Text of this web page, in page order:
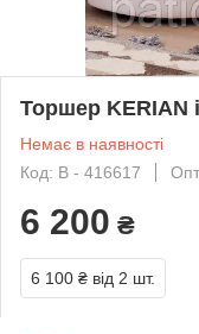
Торшер KERIAN
Немає в наявності
Код: В - 416617
Опт
6 200 ₴
6 100 ₴ від 2 шт.